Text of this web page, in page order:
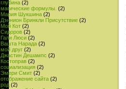
глубина (2)
магические формулы. (2)
Мария Шукшина (2)
Дэннион Бринкли Присутствие (2)
Мой Кот (2)
Сидоров (2)
Гали Люси (2)
Вашта Нарада (2)
мой друг (2)
Джастин Дешампс (2)
Костоправ (2)
социализация (2)
Эмери Смит (2)
отображение сайта (2)
род (2)